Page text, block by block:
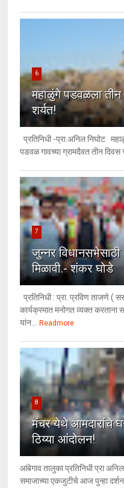
6
महाळुंगे पडवळला तीन
शर्यत!
प्रतिनिधी -प्रा.अनिल निघोट
पडवळ गावच्या ग्रामदैवत तीन
7
जुन्नर
मिळावी.- शंकर घोडे
प्रतिनिधी : प्रा. प्रविण ताजणे (
कार्यक्रमात मनोगत व्यक्त करताना
यांन... Readmore
8
मंचर येथे आमदारांचे
ठिय्या आंदोलन!
आंबेगाव तालुका प्रतिनिधी प्रा
समाजाच्या एकजुटीचे आज पुन्हा